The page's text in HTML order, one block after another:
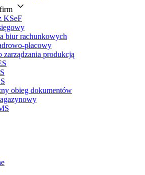
KSeF
biur rachunkowych
płacowy
zarządzania produkcją
obieg dokumentów